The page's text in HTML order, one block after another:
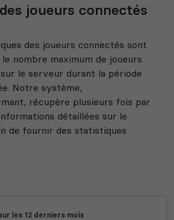
joueurs connectés
des joueurs connectés sont
le nombre maximum de joueurs
le serveur durant la période
Notre système,
récupère plusieurs fois par
détaillées sur le
de fournir des statistiques
les 12 derniers mois